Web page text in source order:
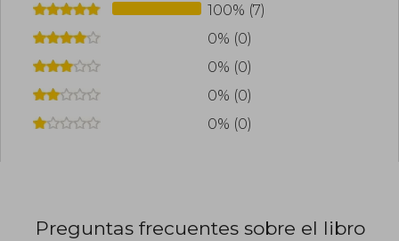
100% (7)
0% (0)
0% (0)
0% (0)
0% (0)
Preguntas frecuentes sobre el libro